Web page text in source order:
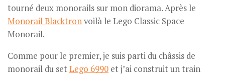
tourné deux monorails sur mon diorama. Après le
Monorail Blacktronvoilà le Lego Classic Space
Monorail.
Comme pour le premier, je suis parti du châssis de
monorail du setLego 6990 et j’ai construit un train